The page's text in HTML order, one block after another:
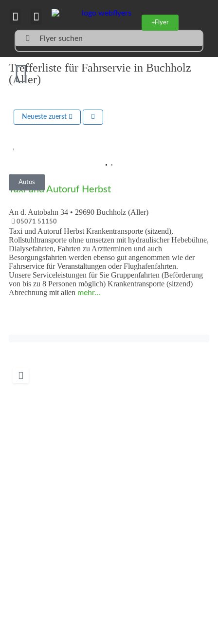
Flyer
Flyer suchen
Trefferliste für Fahrservie in Buchholz
(Aller)
Neueste zuerst
Autos
Taxi und Autoruf Herbst
An d. Autobahn 34 • 29690 Buchholz (Aller)
05071 51150
Taxi und Autoruf Herbst Krankentransporte (sitzend),
Rollstuhltransporte ohne umsetzen mit hydraulischer Hebebühne,
Dialysefahrten, Fahrten zu Arztterminen und auch
Besorgungsfahrten werden ebenso gut angenommen wie der
Fahrservice für Veranstaltungen oder Flughafenfahrten.
Unsere Serviceleistungen für Sie Gruppenfahrten (Beförderung
von bis zu 8 Personen möglich) Krankentransporte (sitzend)
Abrechnung mit allen mehr...